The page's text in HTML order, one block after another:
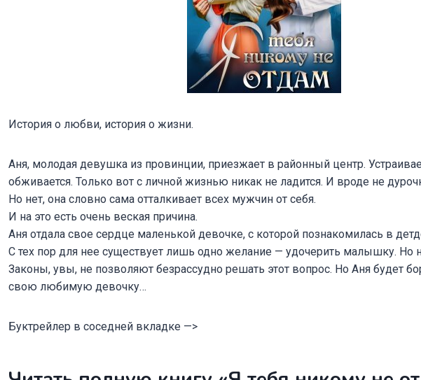
История о любви, история о жизни.
Аня, молодая девушка из провинции, приезжает в районный центр.
обживается. Только вот с личной жизнью никак не ладится. И вроде не
Но нет, она словно сама отталкивает всех мужчин от себя.
И на это есть очень веская причина.
Аня отдала свое сердце маленькой девочке, с которой познакомилась в
С тех пор для нее существует лишь одно желание — удочерить малышку. Но
Законы, увы, не позволяют безрассудно решать этот вопрос. Но Аня будет
свою любимую девочку…
Буктрейлер в соседней вкладке —>